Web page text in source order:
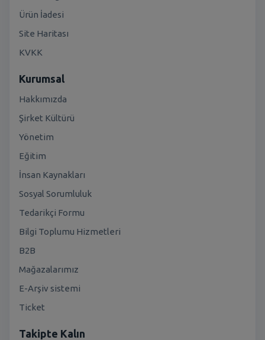
Ürün İadesi
Site Haritası
KVKK
Kurumsal
Hakkımızda
Şirket Kültürü
Yönetim
Eğitim
İnsan Kaynakları
Sosyal Sorumluluk
Tedarikçi Formu
Bilgi Toplumu Hizmetleri
B2B
Mağazalarımız
E-Arşiv sistemi
Ticket
Takipte Kalın